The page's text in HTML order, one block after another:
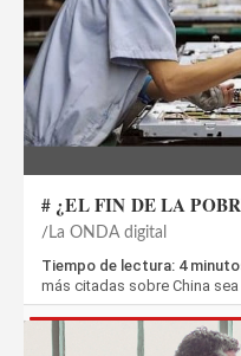
# ¿EL FIN DE LA
La ONDA digital
Tiempo de lectura: 4
más citadas sobre China